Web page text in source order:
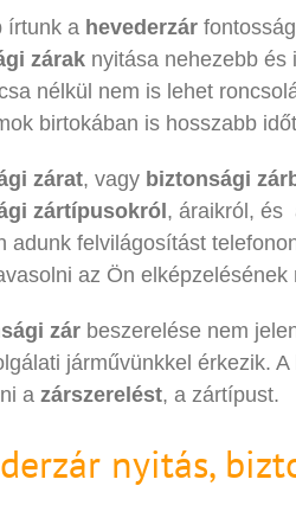
írtunk a hevederzár
zárak nyitása nehezebb és
nélkül nem is lehet
birtokában is hosszabb
zárat, vagy biztonsági
zártípusokról , áraikról, és
adunk felvilágosítást
az Ön elképzelésének
zár beszerelése nem
járművünkkel érkezik.
a zárszerelést, a zártípust.
nyitás,